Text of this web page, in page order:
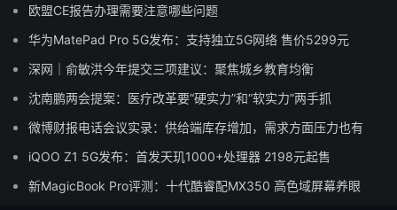
欧盟CE报告办理需要注意哪些问题
华为MatePad Pro 5G发布：支持独立5G网络 售价5299元
深网｜俞敏洪今年提交三项建议：聚焦城乡教育均衡
沈南鹏两会提案：医疗改革要“硬实力”和“软实力”两手抓
微博财报电话会议实录：供给端库存增加，需求方面压力也有
iQOO Z1 5G发布：首发天玑1000+处理器 2198元起售
新MagicBook Pro评测：十代酷睿配MX350 高色域屏幕养眼